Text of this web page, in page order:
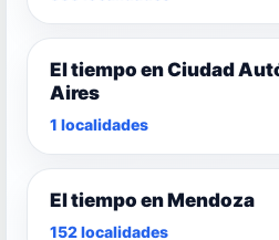
El tiempo en Ciudad
Aires
1 localidades
El tiempo en Mendoza
152 localidades